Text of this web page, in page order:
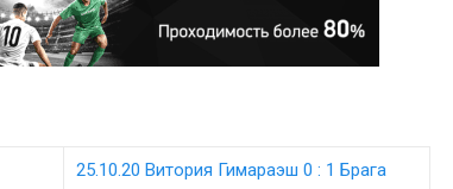
25.10.20 Витория Гимараэш 0 : 1 Брага